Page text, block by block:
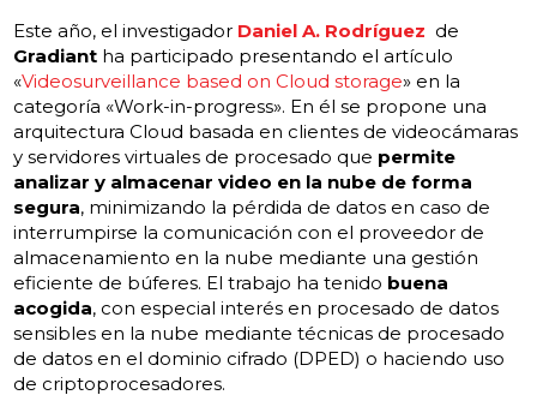
Este año, el investigador Daniel A. Rodríguez de
Gradiant ha participado presentando el artículo
«Videosurveillance based on Cloud storage» en la
categoría «Work-in-progress». En él se propone una
arquitectura Cloud basada en clientes de videocámaras
y servidores virtuales de procesado que permite
analizar y almacenar video en la nube de forma
segura, minimizando la pérdida de datos en caso de
interrumpirse la comunicación con el proveedor de
almacenamiento en la nube mediante una gestión
eficiente de búferes. El trabajo ha tenido buena
acogida, con especial interés en procesado de datos
sensibles en la nube mediante técnicas de procesado
de datos en el dominio cifrado (DPED) o haciendo uso
de criptoprocesadores.